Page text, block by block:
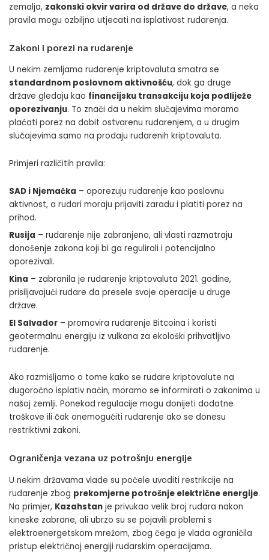
zemalja, zakonski okvir varira od države do države, a neka
pravila mogu ozbiljno utjecati na isplativost rudarenja.
Zakoni i porezi na rudarenje
U nekim zemljama rudarenje kriptovaluta smatra se
standardnom poslovnom aktivnošću, dok ga druge
države gledaju kao financijsku transakciju koja podliježe
oporezivanju. To znači da u nekim slučajevima moramo
plaćati porez na dobit ostvarenu rudarenjem, a u drugim
slučajevima samo na prodaju rudarenih kriptovaluta.
Primjeri različitih pravila:
SAD i Njemačka – oporezuju rudarenje kao poslovnu
aktivnost, a rudari moraju prijaviti zaradu i platiti porez na
prihod.
Rusija – rudarenje nije zabranjeno, ali vlasti razmatraju
donošenje zakona koji bi ga regulirali i potencijalno
oporezivali.
Kina – zabranila je rudarenje kriptovaluta 2021. godine,
prisiljavajući rudare da presele svoje operacije u druge
države.
El Salvador – promovira rudarenje Bitcoina i koristi
geotermalnu energiju iz vulkana za ekološki prihvatljivo
rudarenje.
Ako razmišljamo o tome kako se rudare kriptovalute na
dugoročno isplativ način, moramo se informirati o zakonima u
našoj zemlji. Ponekad regulacije mogu donijeti dodatne
troškove ili čak onemogućiti rudarenje ako se donesu
restriktivni zakoni.
Ograničenja vezana uz potrošnju energije
U nekim državama vlade su počele uvoditi restrikcije na
rudarenje zbog prekomjerne potrošnje električne energije.
Na primjer, Kazahstan je privukao velik broj rudara nakon
kineske zabrane, ali ubrzo su se pojavili problemi s
elektroenergetskom mrežom, zbog čega je vlada ograničila
pristup električnoj energiji rudarskim operacijama.